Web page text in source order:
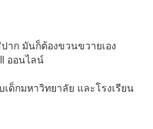
าก มันก็ต้องขวนขวายเอง
ออนไลน์
ด็กมหาวิทยาลัย และโรงเรียน